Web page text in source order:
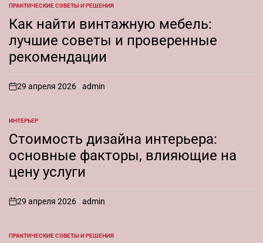
ОПУБЛИКОВАНО
В
ПРАКТИЧЕСКИЕ СОВЕТЫ И РЕШЕНИЯ
Как найти винтажную мебель:
лучшие советы и проверенные
рекомендации
on
29 апреля 2026 admin
ОПУБЛИКОВАНО
ИНТЕРЬЕР
Стоимость дизайна интерьера:
основные факторы, влияющие на
цену услуги
on
29 апреля 2026 admin
ОПУБЛИКОВАНО
ПРАКТИЧЕСКИЕ СОВЕТЫ И РЕШЕНИЯ